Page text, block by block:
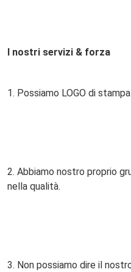
I nostri servizi & forza
1. Possiamo LOGO di
2. Abbiamo nostro proprio
nella qualità.
3. Non possiamo dire il